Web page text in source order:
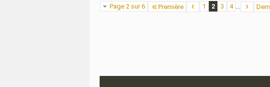
Page 2 sur 6 Première 1 2 3 4 ...